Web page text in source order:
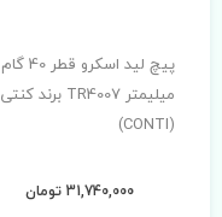
میلیمتر TR4007 برند کنتی
(CONTI)
31,740,000 تومان